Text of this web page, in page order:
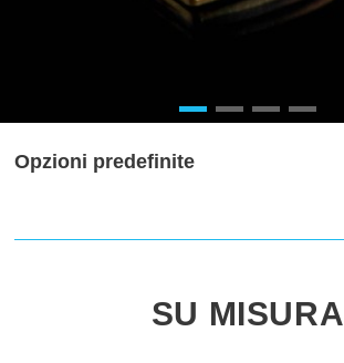
Opzioni predefinite
SU MISURA